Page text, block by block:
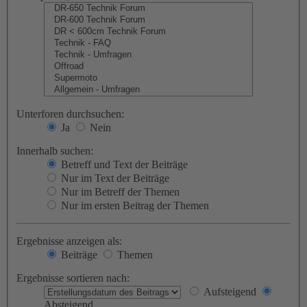
Unterforen durchsuchen:
Ja
Nein
Innerhalb suchen:
Betreff und Text der Beiträge
Nur im Text der Beiträge
Nur im Betreff der Themen
Nur im ersten Beitrag der Themen
Ergebnisse anzeigen als:
Beiträge
Themen
Ergebnisse sortieren nach:
Aufsteigend